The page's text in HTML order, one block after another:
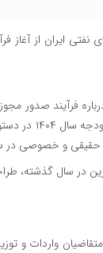
ایران از آغاز
فرآیند صدور مجوز
واردات بنزین بر اساس
حقیقی و خصوصی در
در سال گذشته،
واردات و